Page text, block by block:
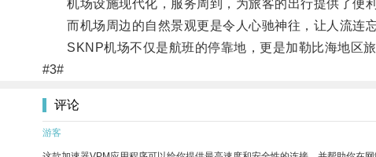
机场设施现代化，服务周到，为旅客的出行提供了便利
而机场周边的自然景观更是令人心驰神往，让人流连忘
SKNP机场不仅是航班的停靠地，更是加勒比海地区旅
#3#
评论
游客